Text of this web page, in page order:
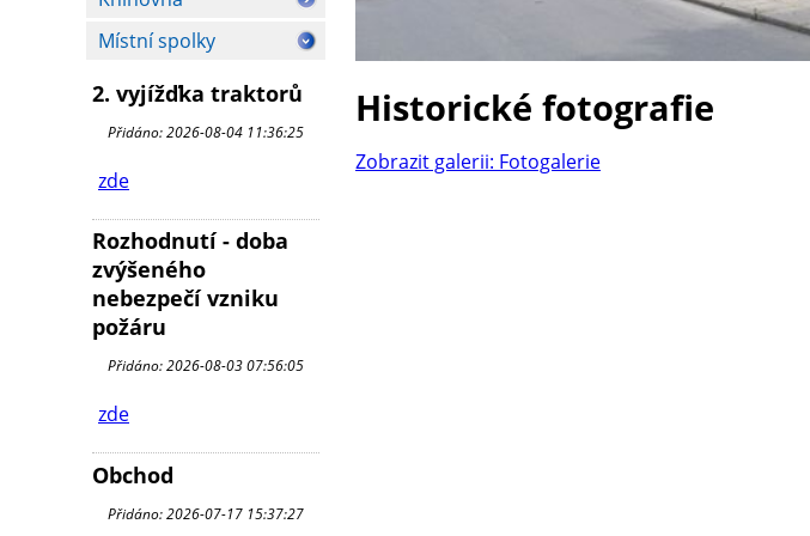
Místní spolky
2. vyjížďka traktorů
Přidáno: 2026-08-04 11:36:25
zde
Rozhodnutí - doba
zvýšeného
nebezpečí vzniku
požáru
Přidáno: 2026-08-03 07:56:05
zde
Obchod
Přidáno: 2026-07-17 15:37:27
Historické fotografie
Zobrazit galerii: Fotogalerie